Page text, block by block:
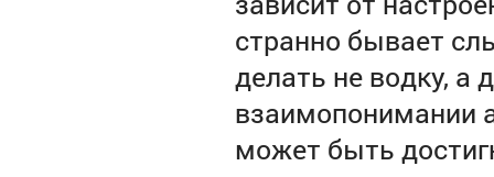
странно бывает
делать не водку, а
взаимопонимании
может быть